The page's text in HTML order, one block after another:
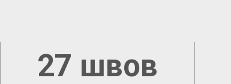
27 швов